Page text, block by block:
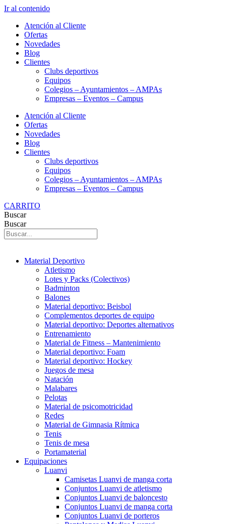
Ir al contenido
Atención al Cliente
Ofertas
Novedades
Blog
Clientes
Clubs deportivos
Equipos
Colegios – Ayuntamientos – AMPAs
Empresas – Eventos – Campus
Atención al Cliente
Ofertas
Novedades
Blog
Clientes
Clubs deportivos
Equipos
Colegios – Ayuntamientos – AMPAs
Empresas – Eventos – Campus
CARRITO
Buscar
Buscar
Material Deportivo
Atletismo
Lotes y Packs (Colectivos)
Badminton
Balones
Material deportivo: Beisbol
Complementos deportes de equipo
Material deportivo: Deportes alternativos
Entrenamiento
Material de Fitness – Mantenimiento
Material deportivo: Foam
Material deportivo: Hockey
Juegos de mesa
Natación
Malabares
Pelotas
Material de psicomotricidad
Redes
Material de Gimnasia Rítmica
Tenis
Tenis de mesa
Portamaterial
Equipaciones
Luanvi
Camisetas Luanvi de manga corta
Conjuntos Luanvi de atletismo
Conjuntos Luanvi de baloncesto
Conjuntos Luanvi de manga corta
Conjuntos Luanvi de porteros